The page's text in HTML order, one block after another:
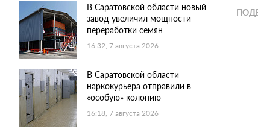
В Саратовской области новый
завод увеличил мощности
переработки семян
16:32, 7 августа 2026
В Саратовской области
наркокурьера отправили в
«особую» колонию
16:18, 7 августа 2026